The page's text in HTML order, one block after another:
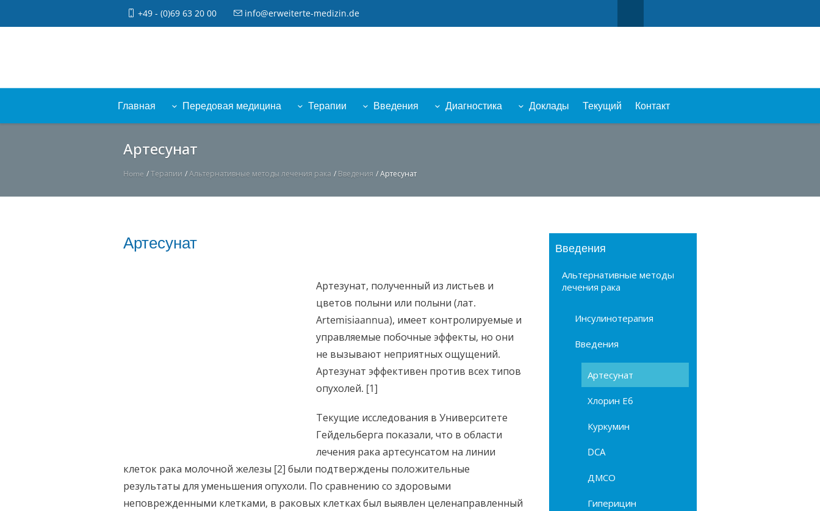
+49 - (0)69 63 20 00 info@erweiterte-medizin.de
Главная Передовая медицина Терапии Введения Диагностика Доклады Текущий Контакт
Артесунат
Home /Терапии /Альтернативные методы лечения рака / Введения /Артесунат
Артесунат
Артезунат, полученный из листьев и
цветов полыни или полыни (лат.
Artemisiaannua), имеет контролируемые и
управляемые побочные эффекты, но они
не вызывают неприятных ощущений.
Артезунат эффективен против всех типов
опухолей. [1]
Текущие исследования в Университете
Гейдельберга показали, что в области
лечения рака артесунсатом на линии
клеток рака молочной железы [2] были подтверждены положительные
результаты для уменьшения опухоли. По сравнению со здоровыми
неповрежденными клетками, в раковых клетках был выявлен целенаправленный
Введения
Альтернативные методы
лечения рака
Инсулинотерапия
Введения
Артесунат
Хлорин Е6
Куркумин
DCA
ДМСО
Гиперицин